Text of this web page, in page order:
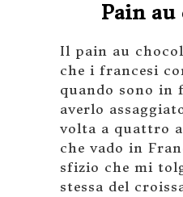
Pain au
Il pain au
che i francesi
quando sono in
averlo
volta a quattro
che vado in
sfizio che mi
stessa del